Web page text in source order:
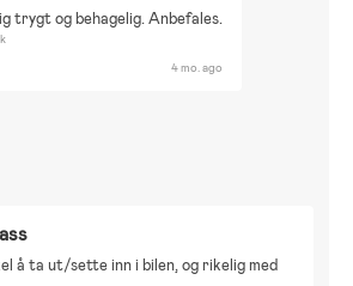
trygt og behagelig. Anbefales.
4 mo. ago
å ta ut/sette inn i bilen, og rikelig med